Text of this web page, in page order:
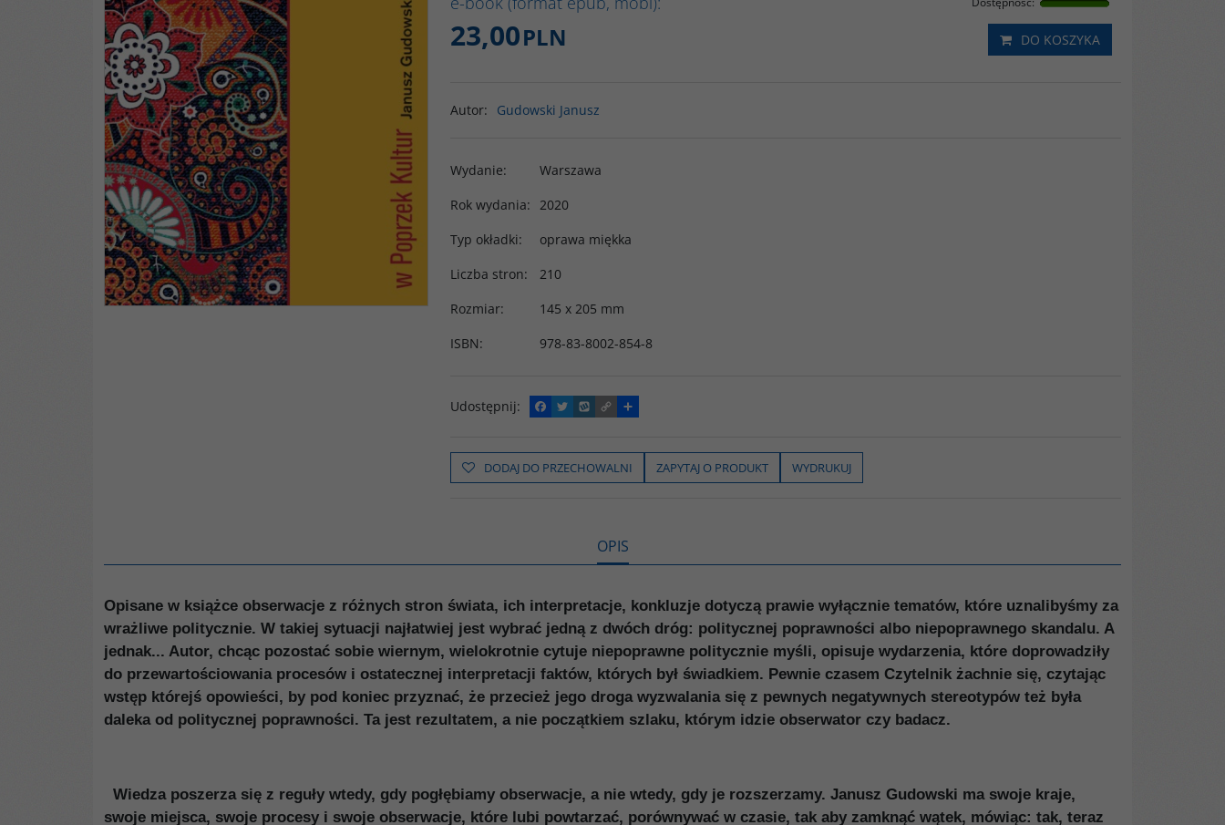
23,00PLN DO KOSZYKA
Autor: Gudowski Janusz
Wydanie:
Warszawa
Rok wydania: 2020
Typ okładki:
oprawa miękka
Liczba stron:
210
Rozmiar:
145 x 205 mm
ISBN: 978-83-8002-854-8
Udostępnij:
F
a
e
b
o
T
w
t
t
e
W
y
o
p
C
o
y
L
i
P
o
z
i
e
ę
DODAJ DO PRZECHOWALNI ZAPYTAJ O PRODUKT WYDRUKUJ
OPIS
Opisane w książce obserwacje z różnych stron świata, ich interpretacje, konkluzje dotyczą prawie wyłącznie tematów, które uznalibyśmy za
wrażliwe politycznie. W takiej sytuacji najłatwiej jest wybrać jedną z dwóch dróg: politycznej poprawności albo niepoprawnego skandalu. A
jednak... Autor, chcąc pozostać sobie wiernym, wielokrotnie cytuje niepoprawne politycznie myśli, opisuje wydarzenia, które doprowadziły
do przewartościowania procesów i ostatecznej interpretacji faktów, których był świadkiem. Pewnie czasem Czytelnik żachnie się, czytając
wstęp którejś opowieści, by pod koniec przyznać, że przecież jego droga wyzwalania się z pewnych negatywnych stereotypów też była
daleka od politycznej poprawności. Ta jest rezultatem, a nie początkiem szlaku, którym idzie obserwator czy badacz.
Wiedza poszerza się z reguły wtedy, gdy pogłębiamy obserwacje, a nie wtedy, gdy je rozszerzamy. Janusz Gudowski ma swoje kraje,
swoje miejsca, swoje procesy i swoje obserwacje, które lubi powtarzać, porównywać w czasie, tak aby zamknąć wątek, mówiąc: tak, teraz